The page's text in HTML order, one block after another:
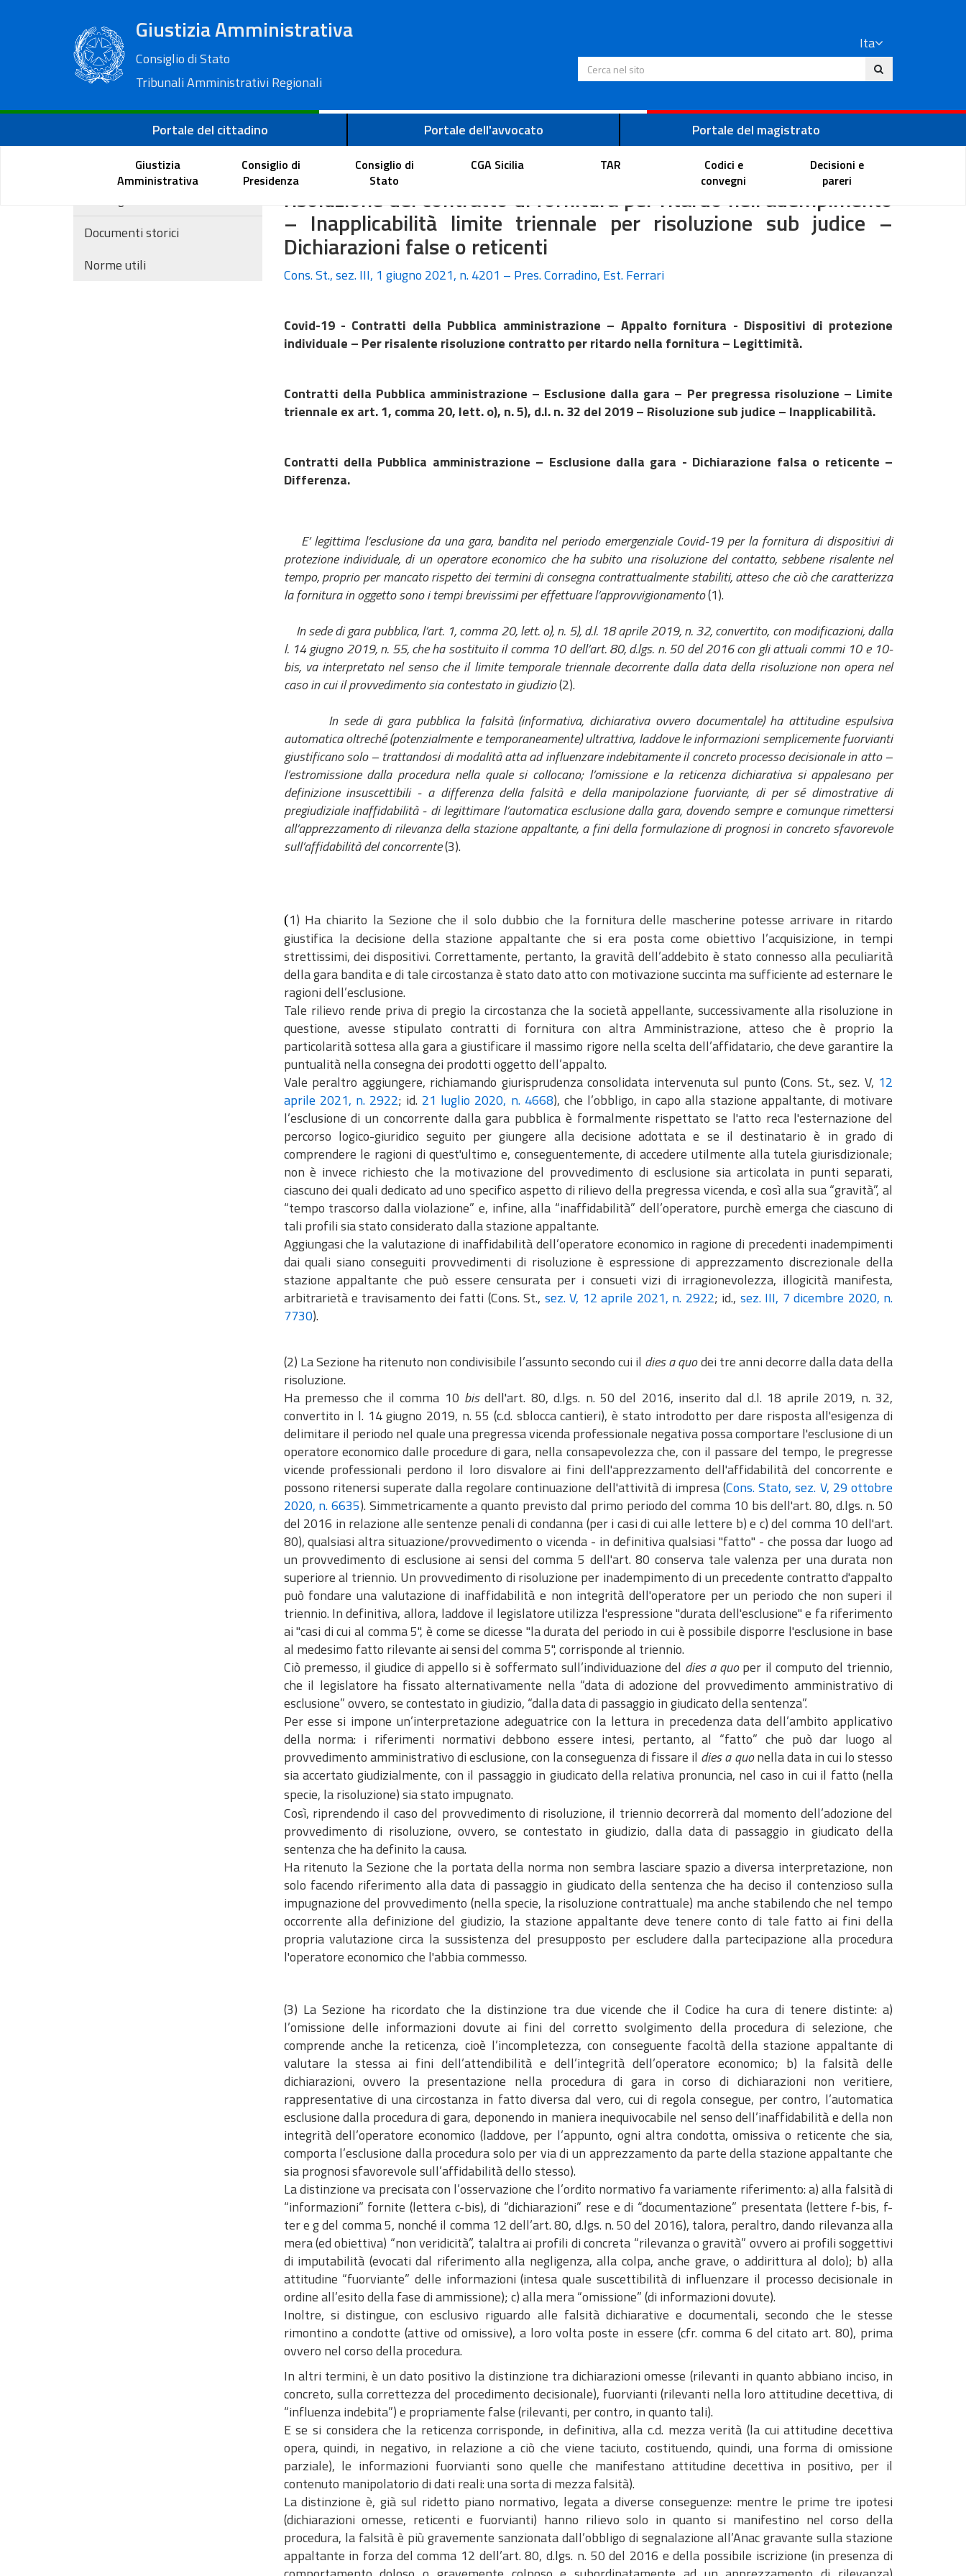
Giustizia Amministrativa
Consiglio di Stato
Tribunali Amministrativi Regionali
Ita
Cerca nel sito
Portale del cittadino Portale dell'avvocato Portale del magistrato
Giustizia
Amministrativa
Consiglio di
Presidenza
Consiglio di
Stato
CGA Sicilia TAR
Codici e
convegni
Decisioni e
pareri
Documenti storici
Norme utili
Esclusione dalla gara per la fornitura di mascherine per risalente
risoluzione del contratto di fornitura per ritardo nell’adempimento
– Inapplicabilità limite triennale per risoluzione sub judice –
Dichiarazioni false o reticenti
Cons. St., sez. III, 1 giugno 2021, n. 4201 – Pres. Corradino, Est. Ferrari
Covid-19 - Contratti della Pubblica amministrazione – Appalto fornitura - Dispositivi di protezione
individuale – Per risalente risoluzione contratto per ritardo nella fornitura – Legittimità.
Contratti della Pubblica amministrazione – Esclusione dalla gara – Per pregressa risoluzione – Limite
triennale ex art. 1, comma 20, lett. o), n. 5), d.l. n. 32 del 2019 – Risoluzione sub judice – Inapplicabilità.
Contratti della Pubblica amministrazione – Esclusione dalla gara - Dichiarazione falsa o reticente –
Differenza.
E’ legittima l’esclusione da una gara, bandita nel periodo emergenziale Covid-19 per la fornitura di dispositivi di
protezione individuale, di un operatore economico che ha subito una risoluzione del contatto, sebbene risalente nel
tempo, proprio per mancato rispetto dei termini di consegna contrattualmente stabiliti, atteso che ciò che caratterizza
la fornitura in oggetto sono i tempi brevissimi per effettuare l’approvvigionamento(1).
In sede di gara pubblica, l’art. 1, comma 20, lett. o), n. 5), d.l. 18 aprile 2019, n. 32, convertito, con modificazioni, dalla
l. 14 giugno 2019, n. 55, che ha sostituito il comma 10 dell’art. 80, d.lgs. n. 50 del 2016 con gli attuali commi 10 e 10-
bis, va interpretato nel senso che il limite temporale triennale decorrente dalla data della risoluzione non opera nel
caso in cui il provvedimento sia contestato in giudizio(2).
In sede di gara pubblica la falsità (informativa, dichiarativa ovvero documentale) ha attitudine espulsiva
automatica oltreché (potenzialmente e temporaneamente) ultrattiva, laddove le informazioni semplicemente fuorvianti
giustificano solo – trattandosi di modalità atta ad influenzare indebitamente il concreto processo decisionale in atto –
l’estromissione dalla procedura nella quale si collocano; l’omissione e la reticenza dichiarativa si appalesano per
definizione insuscettibili - a differenza della falsità e della manipolazione fuorviante, di per sé dimostrative di
pregiudiziale inaffidabilità - di legittimare l’automatica esclusione dalla gara, dovendo sempre e comunque rimettersi
all’apprezzamento di rilevanza della stazione appaltante, a fini della formulazione di prognosi in concreto sfavorevole
sull’affidabilità del concorrente(3).
(1) Ha chiarito la Sezione che il solo dubbio che la fornitura delle mascherine potesse arrivare in ritardo
giustifica la decisione della stazione appaltante che si era posta come obiettivo l’acquisizione, in tempi
strettissimi, dei dispositivi. Correttamente, pertanto, la gravità dell’addebito è stato connesso alla peculiarità
della gara bandita e di tale circostanza è stato dato atto con motivazione succinta ma sufficiente ad esternare le
ragioni dell’esclusione.
Tale rilievo rende priva di pregio la circostanza che la società appellante, successivamente alla risoluzione in
questione, avesse stipulato contratti di fornitura con altra Amministrazione, atteso che è proprio la
particolarità sottesa alla gara a giustificare il massimo rigore nella scelta dell’affidatario, che deve garantire la
puntualità nella consegna dei prodotti oggetto dell’appalto.
Vale peraltro aggiungere, richiamando giurisprudenza consolidata intervenuta sul punto (Cons. St., sez. V, 12
aprile 2021, n. 2922; id. 21 luglio 2020, n. 4668), che l’obbligo, in capo alla stazione appaltante, di motivare
l’esclusione di un concorrente dalla gara pubblica è formalmente rispettato se l'atto reca l'esternazione del
percorso logico-giuridico seguito per giungere alla decisione adottata e se il destinatario è in grado di
comprendere le ragioni di quest'ultimo e, conseguentemente, di accedere utilmente alla tutela giurisdizionale;
non è invece richiesto che la motivazione del provvedimento di esclusione sia articolata in punti separati,
ciascuno dei quali dedicato ad uno specifico aspetto di rilievo della pregressa vicenda, e così alla sua “gravità”, al
“tempo trascorso dalla violazione” e, infine, alla “inaffidabilità” dell’operatore, purchè emerga che ciascuno di
tali profili sia stato considerato dalla stazione appaltante.
Aggiungasi che la valutazione di inaffidabilità dell’operatore economico in ragione di precedenti inadempimenti
dai quali siano conseguiti provvedimenti di risoluzione è espressione di apprezzamento discrezionale della
stazione appaltante che può essere censurata per i consueti vizi di irragionevolezza, illogicità manifesta,
arbitrarietà e travisamento dei fatti (Cons. St., sez. V, 12 aprile 2021, n. 2922; id., sez. III, 7 dicembre 2020, n.
7730).
(2) La Sezione ha ritenuto non condivisibile l’assunto secondo cui il dies a quodei tre anni decorre dalla data della
risoluzione.
​​​​​​​Ha premesso che il comma 10 bisdell'art. 80, d.lgs. n. 50 del 2016, inserito dal d.l. 18 aprile 2019, n. 32,
convertito in l. 14 giugno 2019, n. 55 (c.d. sblocca cantieri), è stato introdotto per dare risposta all'esigenza di
delimitare il periodo nel quale una pregressa vicenda professionale negativa possa comportare l'esclusione di un
operatore economico dalle procedure di gara, nella consapevolezza che, con il passare del tempo, le pregresse
vicende professionali perdono il loro disvalore ai fini dell'apprezzamento dell'affidabilità del concorrente e
possono ritenersi superate dalla regolare continuazione dell'attività di impresa (Cons. Stato, sez. V, 29 ottobre
2020, n. 6635). Simmetricamente a quanto previsto dal primo periodo del comma 10 bis dell'art. 80, d.lgs. n. 50
del 2016 in relazione alle sentenze penali di condanna (per i casi di cui alle lettere b) e c) del comma 10 dell'art.
80), qualsiasi altra situazione/provvedimento o vicenda - in definitiva qualsiasi "fatto" - che possa dar luogo ad
un provvedimento di esclusione ai sensi del comma 5 dell'art. 80 conserva tale valenza per una durata non
superiore al triennio. Un provvedimento di risoluzione per inadempimento di un precedente contratto d'appalto
può fondare una valutazione di inaffidabilità e non integrità dell'operatore per un periodo che non superi il
triennio. In definitiva, allora, laddove il legislatore utilizza l'espressione "durata dell'esclusione" e fa riferimento
ai "casi di cui al comma 5", è come se dicesse "la durata del periodo in cui è possibile disporre l'esclusione in base
al medesimo fatto rilevante ai sensi del comma 5", corrisponde al triennio.
Ciò premesso, il giudice di appello si è soffermato sull’individuazione del dies a quoper il computo del triennio,
che il legislatore ha fissato alternativamente nella “data di adozione del provvedimento amministrativo di
esclusione” ovvero, se contestato in giudizio, “dalla data di passaggio in giudicato della sentenza”.
Per esse si impone un’interpretazione adeguatrice con la lettura in precedenza data dell’ambito applicativo
della norma: i riferimenti normativi debbono essere intesi, pertanto, al “fatto” che può dar luogo al
provvedimento amministrativo di esclusione, con la conseguenza di fissare il dies a quonella data in cui lo stesso
sia accertato giudizialmente, con il passaggio in giudicato della relativa pronuncia, nel caso in cui il fatto (nella
specie, la risoluzione) sia stato impugnato.
Così, riprendendo il caso del provvedimento di risoluzione, il triennio decorrerà dal momento dell’adozione del
provvedimento di risoluzione, ovvero, se contestato in giudizio, dalla data di passaggio in giudicato della
sentenza che ha definito la causa.
Ha ritenuto la Sezione che la portata della norma non sembra lasciare spazio a diversa interpretazione, non
solo facendo riferimento alla data di passaggio in giudicato della sentenza che ha deciso il contenzioso sulla
impugnazione del provvedimento (nella specie, la risoluzione contrattuale) ma anche stabilendo che nel tempo
occorrente alla definizione del giudizio, la stazione appaltante deve tenere conto di tale fatto ai fini della
propria valutazione circa la sussistenza del presupposto per escludere dalla partecipazione alla procedura
l'operatore economico che l'abbia commesso.
(3) La Sezione ha ricordato che la distinzione tra due vicende che il Codice ha cura di tenere distinte: a)
l’omissione delle informazioni dovute ai fini del corretto svolgimento della procedura di selezione, che
comprende anche la reticenza, cioè l’incompletezza, con conseguente facoltà della stazione appaltante di
valutare la stessa ai fini dell’attendibilità e dell’integrità dell’operatore economico; b) la falsità delle
dichiarazioni, ovvero la presentazione nella procedura di gara in corso di dichiarazioni non veritiere,
rappresentative di una circostanza in fatto diversa dal vero, cui di regola consegue, per contro, l’automatica
esclusione dalla procedura di gara, deponendo in maniera inequivocabile nel senso dell’inaffidabilità e della non
integrità dell’operatore economico (laddove, per l’appunto, ogni altra condotta, omissiva o reticente che sia,
comporta l’esclusione dalla procedura solo per via di un apprezzamento da parte della stazione appaltante che
sia prognosi sfavorevole sull’affidabilità dello stesso).
La distinzione va precisata con l’osservazione che l’ordito normativo fa variamente riferimento: a) alla falsità di
“informazioni” fornite (lettera c-bis), di “dichiarazioni” rese e di “documentazione” presentata (lettere f-bis, f-
ter e g del comma 5, nonché il comma 12 dell’art. 80, d.lgs. n. 50 del 2016), talora, peraltro, dando rilevanza alla
mera (ed obiettiva) “non veridicità”, talaltra ai profili di concreta “rilevanza o gravità” ovvero ai profili soggettivi
di imputabilità (evocati dal riferimento alla negligenza, alla colpa, anche grave, o addirittura al dolo); b) alla
attitudine “fuorviante” delle informazioni (intesa quale suscettibilità di influenzare il processo decisionale in
ordine all’esito della fase di ammissione); c) alla mera “omissione” (di informazioni dovute).
Inoltre, si distingue, con esclusivo riguardo alle falsità dichiarative e documentali, secondo che le stesse
rimontino a condotte (attive od omissive), a loro volta poste in essere (cfr. comma 6 del citato art. 80), prima
ovvero nel corso della procedura.
In altri termini, è un dato positivo la distinzione tra dichiarazioni omesse (rilevanti in quanto abbiano inciso, in
concreto, sulla correttezza del procedimento decisionale), fuorvianti (rilevanti nella loro attitudine decettiva, di
“influenza indebita”) e propriamente false (rilevanti, per contro, in quanto tali).
E se si considera che la reticenza corrisponde, in definitiva, alla c.d. mezza verità (la cui attitudine decettiva
opera, quindi, in negativo, in relazione a ciò che viene taciuto, costituendo, quindi, una forma di omissione
parziale), le informazioni fuorvianti sono quelle che manifestano attitudine decettiva in positivo, per il
contenuto manipolatorio di dati reali: una sorta di mezza falsità).
La distinzione è, già sul ridetto piano normativo, legata a diverse conseguenze: mentre le prime tre ipotesi
(dichiarazioni omesse, reticenti e fuorvianti) hanno rilievo solo in quanto si manifestino nel corso della
procedura, la falsità è più gravemente sanzionata dall’obbligo di segnalazione all’Anac gravante sulla stazione
appaltante in forza del comma 12 dell’art. 80, d.lgs. n. 50 del 2016 e della possibile iscrizione (in presenza di